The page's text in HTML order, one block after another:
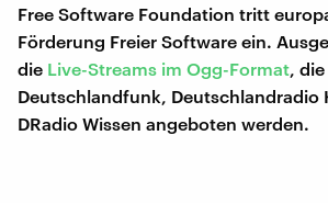
Free Software Foundation tritt
Förderung Freier Software ein.
die Live-Streams im Ogg-Format,
Deutschlandfunk, Deutschlandradio
DRadio Wissen angeboten werden.